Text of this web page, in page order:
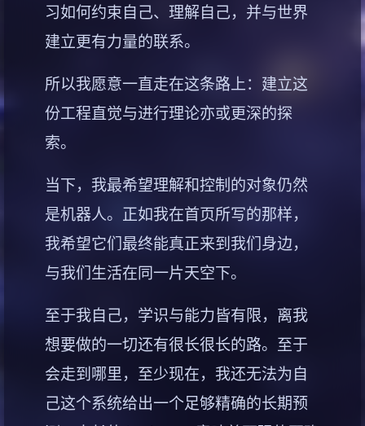
习如何约束自己、理解自己，并与世界
建立更有力量的联系。
所以我愿意一直走在这条路上：建立这
份工程直觉与进行理论亦或更深的探
索。
当下，我最希望理解和控制的对象仍然
是机器人。正如我在首页所写的那样，
我希望它们最终能真正来到我们身边，
与我们生活在同一片天空下。
至于我自己，学识与能力皆有限，离我
想要做的一切还有很长很长的路。至于
会走到哪里，至少现在，我还无法为自
己这个系统给出一个足够精确的长期预